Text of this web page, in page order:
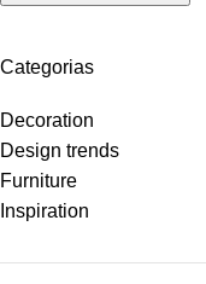
Categorias
Decoration
Design trends
Furniture
Inspiration